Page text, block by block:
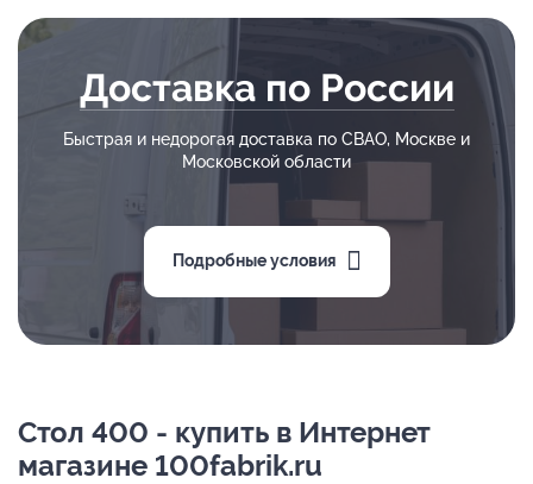
Доставка по России
Быстрая и недорогая доставка по СВАО, Москве и
Московской области
Подробные условия
Стол 400 - купить в Интернет
магазине 100fabrik.ru